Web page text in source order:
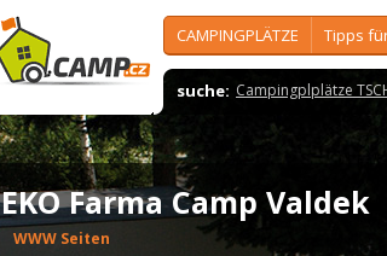
CAMPINGPLÄTZE Tipps
suche: Campingplplätze
EKO Farma Camp Valdek
WWW Seiten